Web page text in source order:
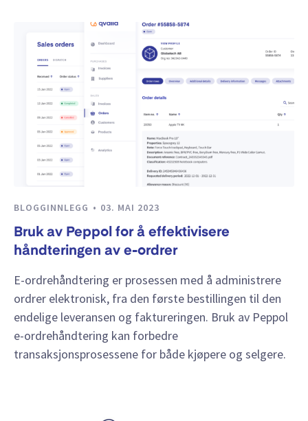
BLOGGINNLEGG 03. MAI 2023
Bruk av Peppol for å effektivisere
håndteringen av e-ordrer
E-ordrehåndtering er prosessen med å administrere
ordrer elektronisk, fra den første bestillingen til den
endelige leveransen og faktureringen. Bruk av Peppol
e-ordrehåndtering kan forbedre
transaksjonsprosessene for både kjøpere og selgere.